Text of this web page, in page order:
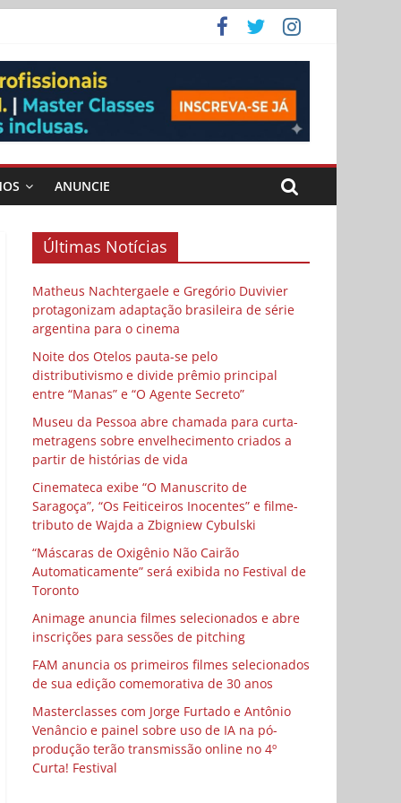
vida
Cybulski
ANUNCIE
Últimas Notícias
Matheus Nachtergaele e Gregório Duvivier
protagonizam adaptação brasileira de série
argentina para o cinema
Noite dos Otelos pauta-se pelo
distributivismo e divide prêmio principal
entre “Manas” e “O Agente Secreto”
Museu da Pessoa abre chamada para curta-
metragens sobre envelhecimento criados a
partir de histórias de vida
Cinemateca exibe “O Manuscrito de
Saragoça”, “Os Feiticeiros Inocentes” e filme-
tributo de Wajda a Zbigniew Cybulski
“Máscaras de Oxigênio Não Cairão
Automaticamente” será exibida no Festival de
Toronto
Animage anuncia filmes selecionados e abre
inscrições para sessões de pitching
FAM anuncia os primeiros filmes selecionados
de sua edição comemorativa de 30 anos
Masterclasses com Jorge Furtado e Antônio
Venâncio e painel sobre uso de IA na pó-
produção terão transmissão online no 4º
Curta! Festival